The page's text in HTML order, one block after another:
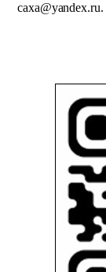
caxa@yandex.ru.